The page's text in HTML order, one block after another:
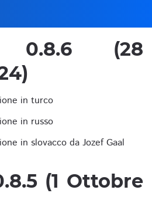
0.8.6 (28
in turco
in russo
in slovacco da Jozef Gaal
(1 Ottobre